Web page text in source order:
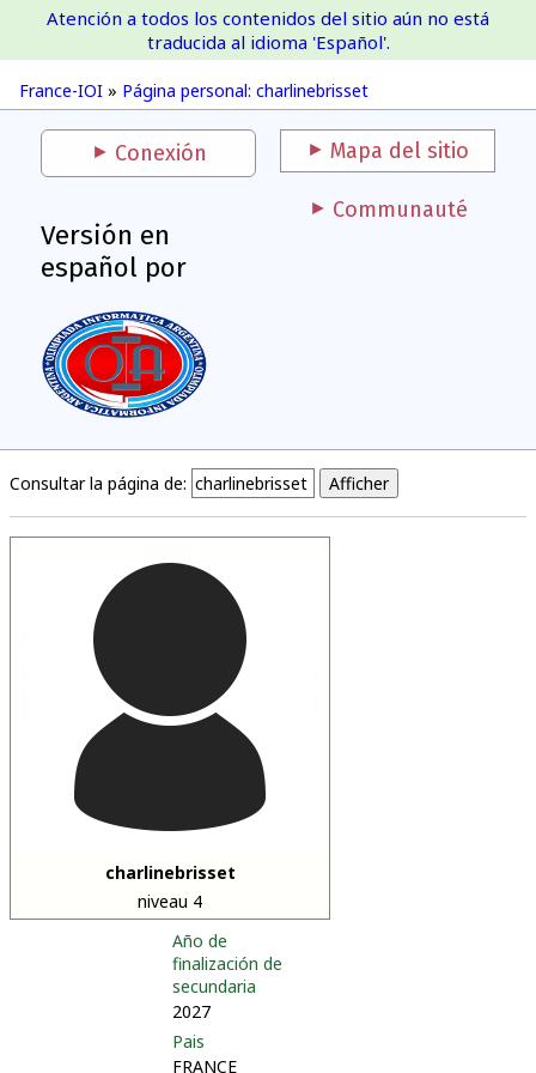
France-IOI
France-IOI » Página personal: charlinebrisset
Atención a todos los contenidos del sitio aún no está
traducida al idioma 'Español'.
Conexión Mapa del sitio
Versión en
español por
Communauté
Consultar la página de:
charlinebrisset
niveau 4
Año de
finalización de
secundaria
2027
Pais
FRANCE